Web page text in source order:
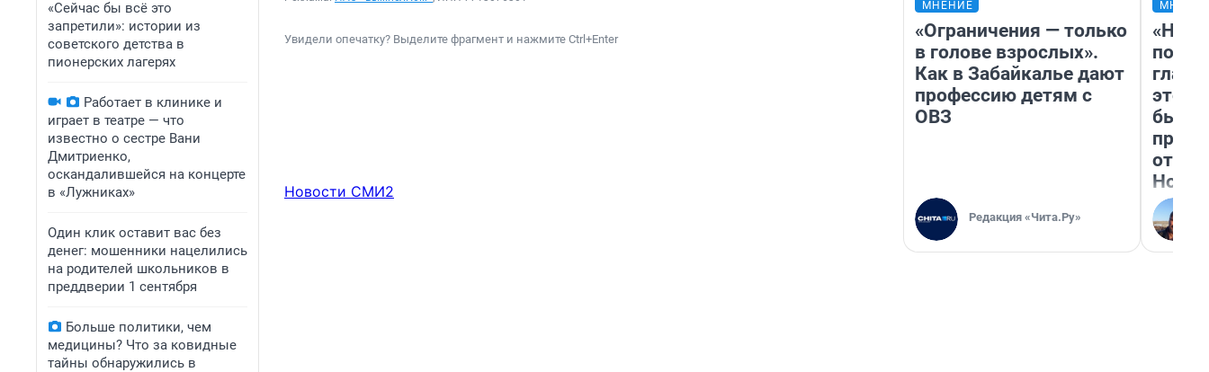
«Сейчас бы всё это
запретили»: истории из
советского детства в
пионерских лагерях
Работает в клинике и
играет в театре — что
известно о сестре Вани
Дмитриенко,
оскандалившейся на концерте
в «Лужниках»
Один клик оставит вас без
денег: мошенники нацелились
на родителей школьников в
преддверии 1 сентября
Больше политики, чем
медицины? Что за ковидные
тайны обнаружились в
Увидели опечатку? Выделите фрагмент и нажмите Ctrl+Enter
Новости СМИ2
МНЕНИЕ
«Ограничения — только
в голове взрослых».
Как в Забайкалье дают
профессию детям с
ОВЗ
Редакция «Чита.Ру»
этого
бьет